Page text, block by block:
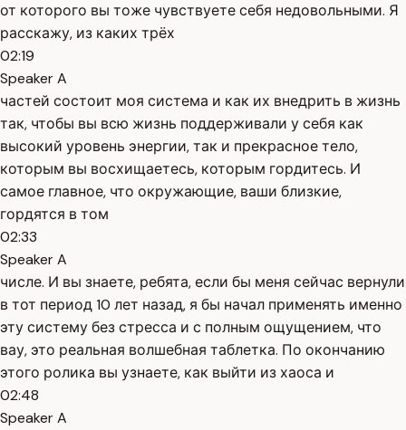
от которого вы тоже чувствуете себя недовольными. Я
расскажу, из каких трёх
02:19
Speaker A
частей состоит моя система и как их внедрить в жизнь
так, чтобы вы всю жизнь поддерживали у себя как
высокий уровень энергии, так и прекрасное тело,
которым вы восхищаетесь, которым гордитесь. И
самое главное, что окружающие, ваши близкие,
гордятся в том
02:33
Speaker A
числе. И вы знаете, ребята, если бы меня сейчас вернули
в тот период 10 лет назад, я бы начал применять именно
эту систему без стресса и с полным ощущением, что
вау, это реальная волшебная таблетка. По окончанию
этого ролика вы узнаете, как выйти из хаоса и
02:48
Speaker A